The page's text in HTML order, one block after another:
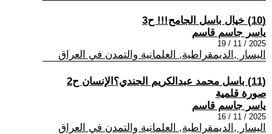
(10) خيال باسل الجامح!!! ح3
ياسر جاسم قاسم
2025 / 11 / 19
اليسار ,الديمقراطية, العلمانية والتمدن في العراق
(11) باسل محمد عبدالكريم الجندي؟الإنسان ح2
صورة قلمية
ياسر جاسم قاسم
2025 / 11 / 16
اليسار ,الديمقراطية, العلمانية والتمدن في العراق